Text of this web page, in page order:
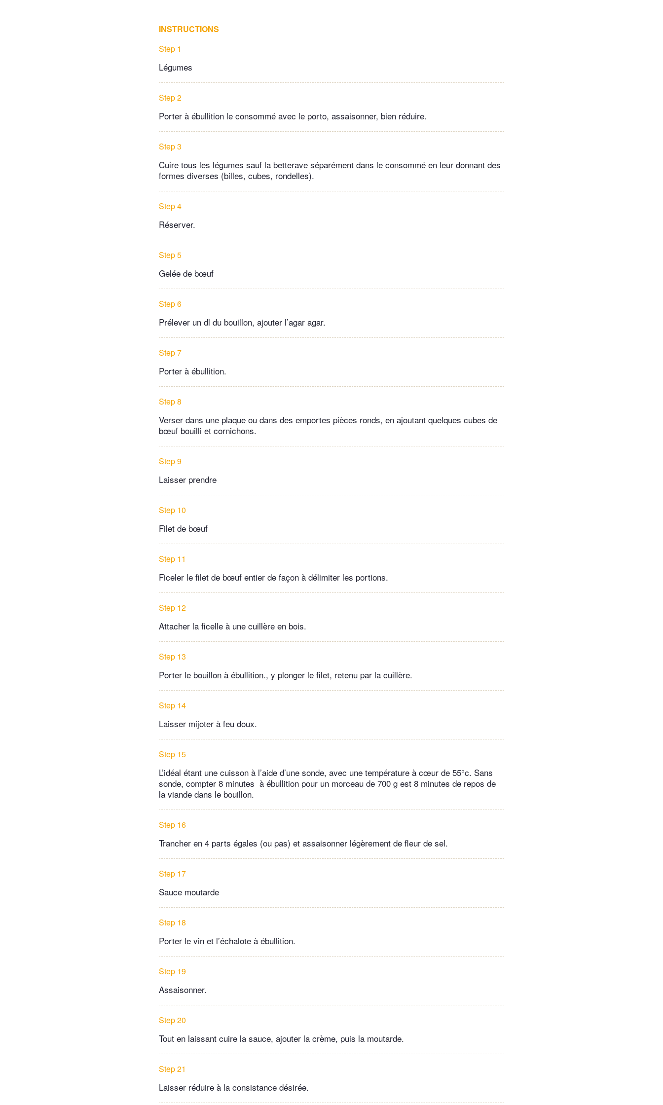
INSTRUCTIONS
Step 1
Légumes
Step 2
Porter à ébullition le consommé avec le porto, assaisonner, bien réduire.
Step 3
Cuire tous les légumes sauf la betterave séparément dans le consommé en leur donnant des
formes diverses (billes, cubes, rondelles).
Step 4
Réserver.
Step 5
Gelée de bœuf
Step 6
Prélever un dl du bouillon, ajouter l’agar agar.
Step 7
Porter à ébullition.
Step 8
Verser dans une plaque ou dans des emportes pièces ronds, en ajoutant quelques cubes de
bœuf bouilli et cornichons.
Step 9
Laisser prendre
Step 10
Filet de bœuf
Step 11
Ficeler le filet de bœuf entier de façon à délimiter les portions.
Step 12
Attacher la ficelle à une cuillère en bois.
Step 13
Porter le bouillon à ébullition., y plonger le filet, retenu par la cuillère.
Step 14
Laisser mijoter à feu doux.
Step 15
L’idéal étant une cuisson à l’aide d’une sonde, avec une température à cœur de 55°c. Sans
sonde, compter 8 minutes à ébullition pour un morceau de 700 g est 8 minutes de repos de
la viande dans le bouillon.
Step 16
Trancher en 4 parts égales (ou pas) et assaisonner légèrement de fleur de sel.
Step 17
Sauce moutarde
Step 18
Porter le vin et l’échalote à ébullition.
Step 19
Assaisonner.
Step 20
Tout en laissant cuire la sauce, ajouter la crème, puis la moutarde.
Step 21
Laisser réduire à la consistance désirée.